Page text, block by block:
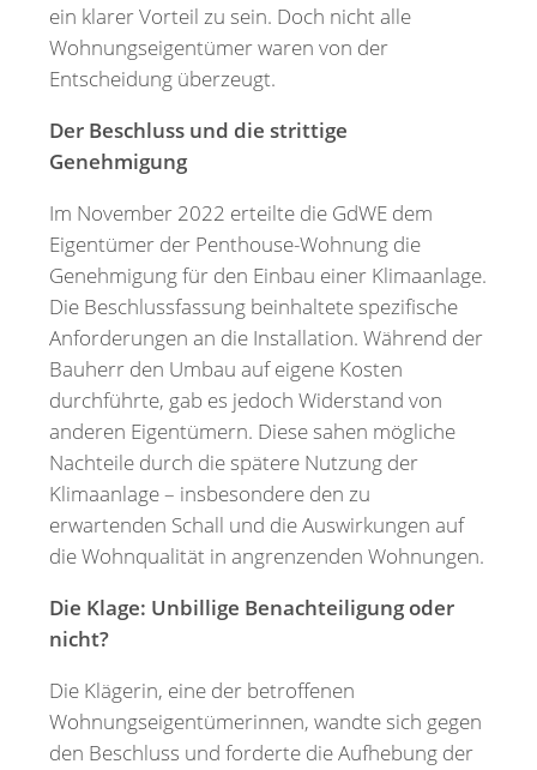
ein klarer Vorteil zu sein. Doch nicht alle
Wohnungseigentümer waren von der
Entscheidung überzeugt.
Der Beschluss und die strittige
Genehmigung
Im November 2022 erteilte die GdWE dem
Eigentümer der Penthouse-Wohnung die
Genehmigung für den Einbau einer Klimaanlage.
Die Beschlussfassung beinhaltete spezifische
Anforderungen an die Installation. Während der
Bauherr den Umbau auf eigene Kosten
durchführte, gab es jedoch Widerstand von
anderen Eigentümern. Diese sahen mögliche
Nachteile durch die spätere Nutzung der
Klimaanlage – insbesondere den zu
erwartenden Schall und die Auswirkungen auf
die Wohnqualität in angrenzenden Wohnungen.
Die Klage: Unbillige Benachteiligung oder
nicht?
Die Klägerin, eine der betroffenen
Wohnungseigentümerinnen, wandte sich gegen
den Beschluss und forderte die Aufhebung der